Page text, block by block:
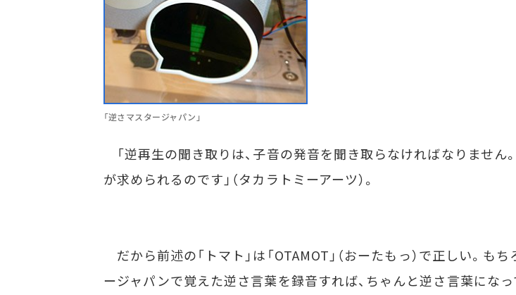
「逆さマスタージャパン」
「逆再生の聞き取りは、子音の発音を聞き取らなければなりません
が求められるのです」（タカラトミーアーツ）。
だから前述の「トマト」は「OTAMOT」（おーたもっ）で正しい。も
ージャパンで覚えた逆さ言葉を録音すれば、ちゃんと逆さ言葉にな